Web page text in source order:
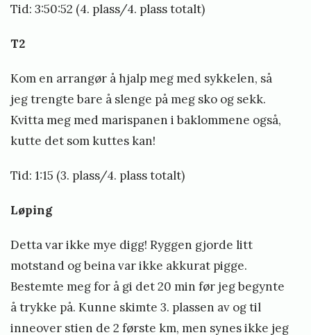
Tid: 3:50:52 (4. plass/4. plass totalt)
T2
Kom en arrangør å hjalp meg med sykkelen, så
jeg trengte bare å slenge på meg sko og sekk.
Kvitta meg med marispanen i baklommene også,
kutte det som kuttes kan!
Tid: 1:15 (3. plass/4. plass totalt)
Løping
Detta var ikke mye digg! Ryggen gjorde litt
motstand og beina var ikke akkurat pigge.
Bestemte meg for å gi det 20 min før jeg begynte
å trykke på. Kunne skimte 3. plassen av og til
inneover stien de 2 første km, men synes ikke jeg